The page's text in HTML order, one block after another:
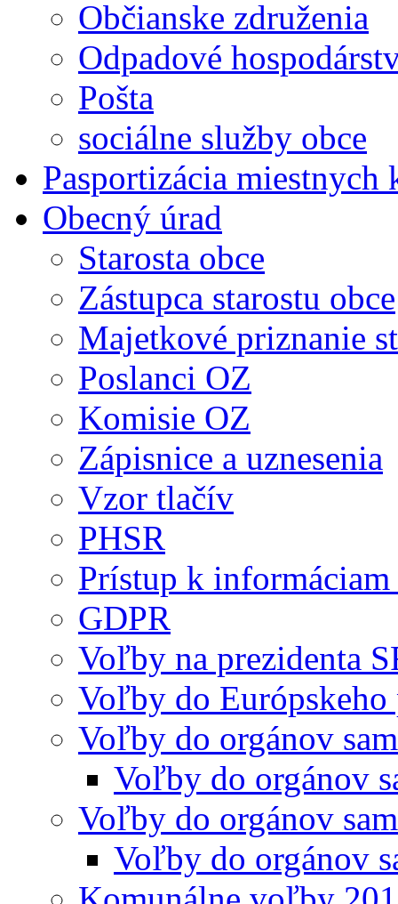
Občianske združenia
Odpadové
Pošta
sociálne služby obce
Pasportizácia
Obecný úrad
Starosta obce
Zástupca starostu obce
Majetkové priznanie
Poslanci OZ
Komisie OZ
Zápisnice a uznesenia
Vzor tlačív
PHSR
Prístup k
GDPR
Voľby na prezidenta
Voľby do Európskeho
Voľby do orgánov
Voľby do orgánov
Voľby do orgánov
Voľby do orgánov